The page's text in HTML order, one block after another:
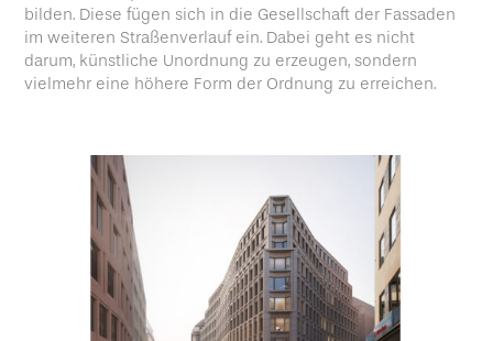
bilden. Diese fügen sich in die Gesellschaft der Fassaden
im weiteren Straßenverlauf ein. Dabei geht es nicht
darum, künstliche Unordnung zu erzeugen, sondern
vielmehr eine höhere Form der Ordnung zu erreichen.